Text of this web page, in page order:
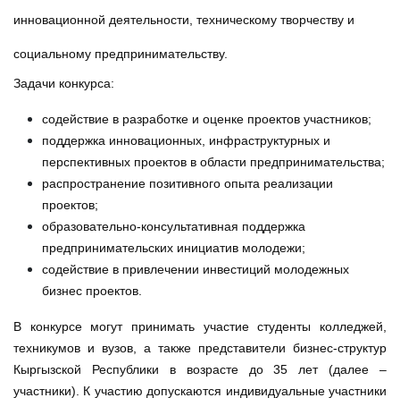
инновационной деятельности, техническому творчеству и
социальному предпринимательству.
Задачи конкурса:
содействие в разработке и оценке проектов участников;
поддержка инновационных, инфраструктурных и
перспективных проектов в области предпринимательства;
распространение позитивного опыта реализации
проектов;
образовательно-консультативная поддержка
предпринимательских инициатив молодежи;
содействие в привлечении инвестиций молодежных
бизнес проектов.
В конкурсе могут принимать участие студенты колледжей,
техникумов и вузов, а также представители бизнес-структур
Кыргызской Республики в возрасте до 35 лет (далее –
участники). К участию допускаются индивидуальные участники